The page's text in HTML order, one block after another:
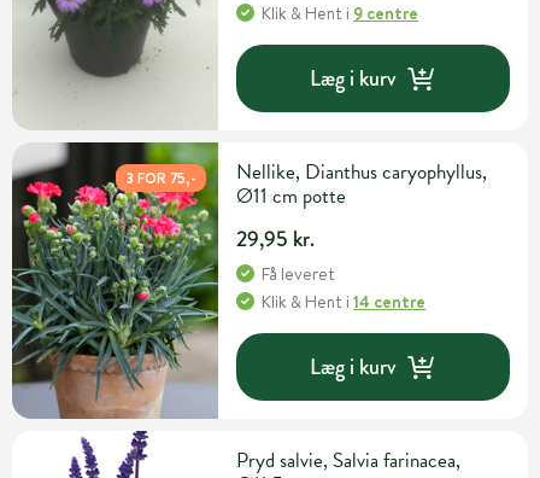
Klik & Hent i 9 centre
Læg i kurv
3 FOR 75,-
Nellike, Dianthus caryophyllus,
Ø11 cm potte
29,95 kr.
Få leveret
Klik & Hent i14 centre
Læg i kurv
Pryd salvie, Salvia farinacea,